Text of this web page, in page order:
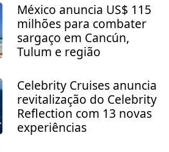
México anuncia US$ 115
milhões para combater
sargaço em Cancún,
Tulum e região
Celebrity Cruises anuncia
revitalização do Celebrity
Reflection com 13 novas
experiências